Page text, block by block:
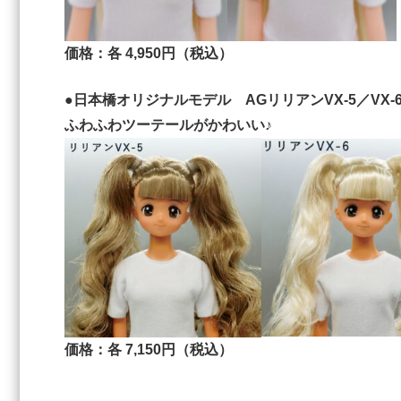
価格：各 4,950円（税込）
●日本橋オリジナルモデル AGリリアンVX-5／VX-
ふわふわツーテールがかわいい♪
価格：各 7,150円（税込）